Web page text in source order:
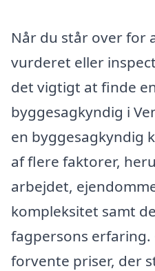
Når du står over for
vurderet eller
det vigtigt at finde
byggesagkyndig i
en byggesagkyndig
af flere faktorer,
arbejdet,
kompleksitet samt
fagpersons erfaring.
forvente priser, der